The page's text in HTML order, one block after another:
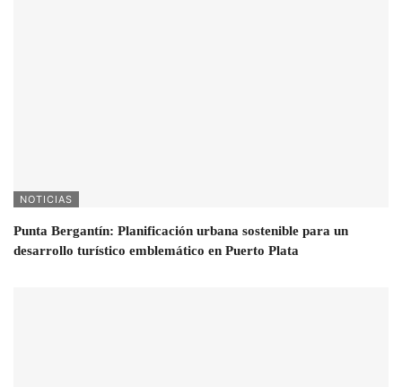
NOTICIAS
Punta Bergantín: Planificación urbana sostenible para un
desarrollo turístico emblemático en Puerto Plata